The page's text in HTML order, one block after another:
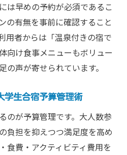
は早めの予約が必須であるこ
の有無を事前に確認すること
用者からは「温泉付きの宿で
向け食事メニューもボリュー
の声が寄せられています。
学生合宿予算管理術
のが予算管理です。大人数参
負担を抑えつつ満足度を高め
食費・アクティビティ費用を